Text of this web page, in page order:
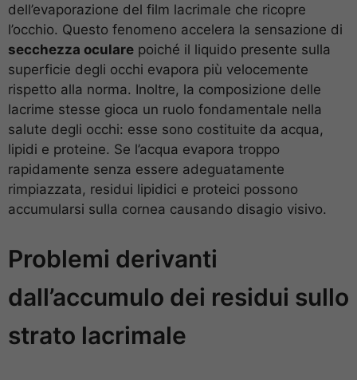
dell’evaporazione del film lacrimale che ricopre
l’occhio. Questo fenomeno accelera la sensazione di
secchezza oculare poiché il liquido presente sulla
superficie degli occhi evapora più velocemente
rispetto alla norma. Inoltre, la composizione delle
lacrime stesse gioca un ruolo fondamentale nella
salute degli occhi: esse sono costituite da acqua,
lipidi e proteine. Se l’acqua evapora troppo
rapidamente senza essere adeguatamente
rimpiazzata, residui lipidici e proteici possono
accumularsi sulla cornea causando disagio visivo.
Problemi derivanti
dall’accumulo dei residui sullo
strato lacrimale